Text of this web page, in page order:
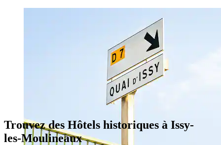
Trouvez des Hôtels historiques à Issy-
les-Moulineaux